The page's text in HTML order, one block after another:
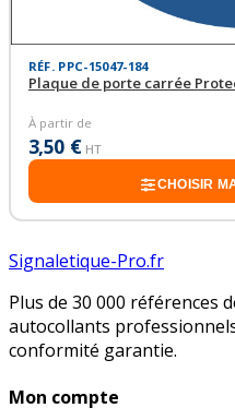
RÉF. PPC-15047-184
Plaque de porte carrée
À partir de
3,50 € HT
CHOISIR
Signaletique-Pro.fr
Plus de 30 000 références
autocollants
conformité garantie.
Mon compte